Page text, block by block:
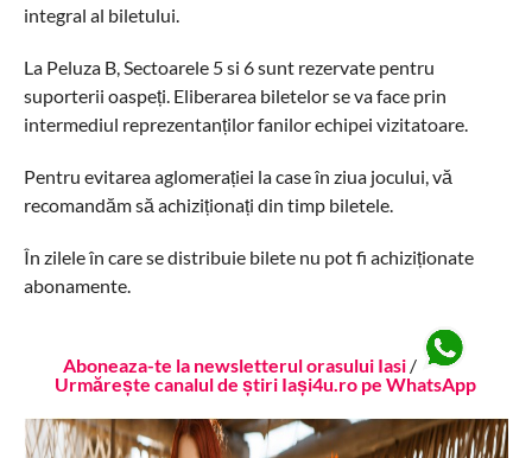
integral al biletului.
La Peluza B, Sectoarele 5 si 6 sunt rezervate pentru
suporterii oaspeți. Eliberarea biletelor se va face prin
intermediul reprezentanților fanilor echipei vizitatoare.
Pentru evitarea aglomerației la case în ziua jocului, vă
recomandăm să achiziționați din timp biletele.
În zilele în care se distribuie bilete nu pot fi achiziționate
abonamente.
Aboneaza-te la newsletterul orasului Iasi /
Urmărește canalul de știri Iași4u.ro pe WhatsApp